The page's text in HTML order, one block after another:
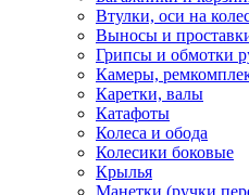
Втулки, оси на
Выносы и
Грипсы и обмотки
Камеры,
Каретки, валы
Катафоты
Колеса и обода
Колесики боковые
Крылья
Манетки (ручки